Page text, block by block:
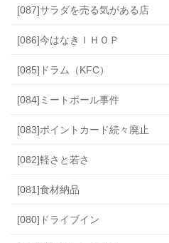
[087]サラダを売る気がある店
[086]今はなきＩＨＯＰ
[085]ドラム（KFC）
[084]ミートボール事件
[083]ポイントカード続々廃止
[082]軽さと若さ
[081]食材納品
[080]ドライブイン